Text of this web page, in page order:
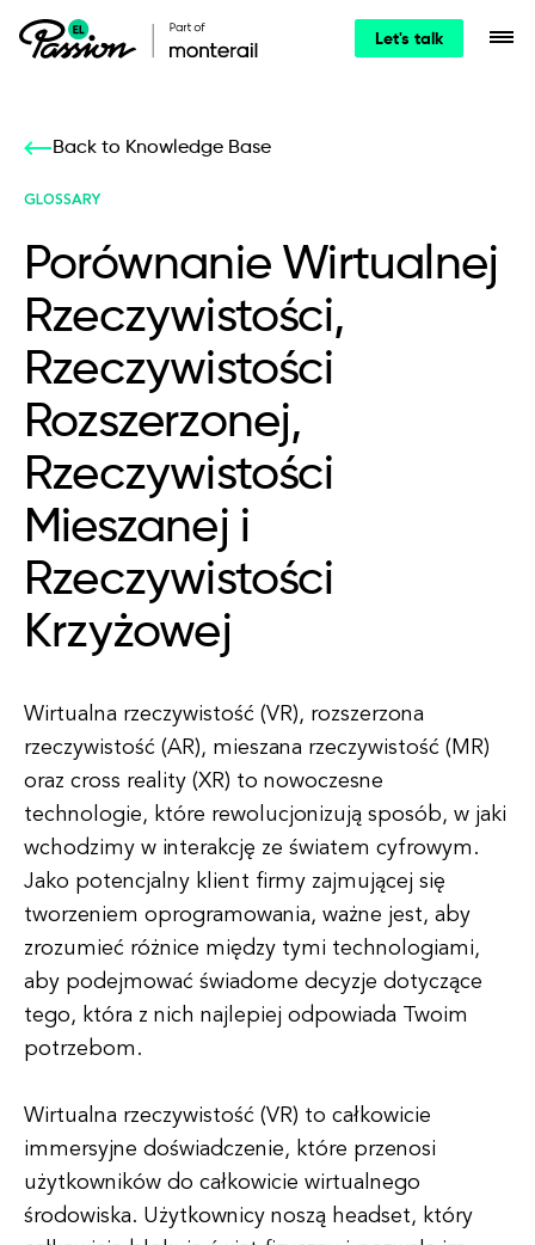
Let's talk
Back to Knowledge Base
GLOSSARY
Porównanie Wirtualnej
Rzeczywistości,
Rzeczywistości
Rozszerzonej,
Rzeczywistości
Mieszanej i
Rzeczywistości
Krzyżowej
Wirtualna rzeczywistość (VR), rozszerzona
rzeczywistość (AR), mieszana rzeczywistość (MR)
oraz cross reality (XR) to nowoczesne
technologie, które rewolucjonizują sposób, w jaki
wchodzimy w interakcję ze światem cyfrowym.
Jako potencjalny klient firmy zajmującej się
tworzeniem oprogramowania, ważne jest, aby
zrozumieć różnice między tymi technologiami,
aby podejmować świadome decyzje dotyczące
tego, która z nich najlepiej odpowiada Twoim
potrzebom.
Wirtualna rzeczywistość (VR) to całkowicie
immersyjne doświadczenie, które przenosi
użytkowników do całkowicie wirtualnego
środowiska. Użytkownicy noszą headset, który